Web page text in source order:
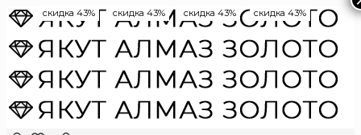
скидка 43% скидка 43% скидка 43% скидка 43%